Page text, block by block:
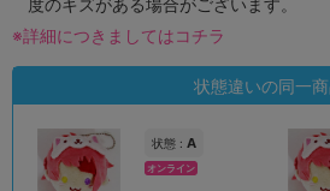
※詳細につきましてはコチラ
状態違いの同一
状態 : A
オンライン